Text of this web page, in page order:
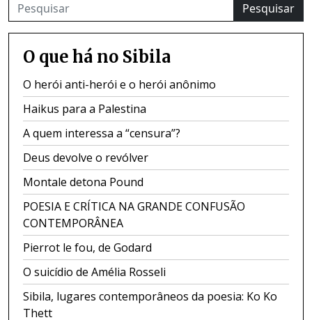
Pesquisar
O que há no Sibila
O herói anti-herói e o herói anônimo
Haikus para a Palestina
A quem interessa a “censura”?
Deus devolve o revólver
Montale detona Pound
POESIA E CRÍTICA NA GRANDE CONFUSÃO
CONTEMPORÂNEA
Pierrot le fou, de Godard
O suicídio de Amélia Rosseli
Sibila, lugares contemporâneos da poesia: Ko Ko
Thett